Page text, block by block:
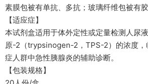
素膜包被有单抗、多抗；玻璃纤维包被有
【适应症】
本试剂盒适用于体外定性或定量检测人尿
原-2（trypsinogen-2，TPS-2）的浓度，
症人群中急性胰腺炎的辅助诊断。
【包装规格】